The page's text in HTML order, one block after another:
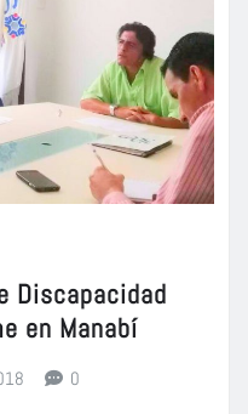
Discapacidad
en Manabí
0